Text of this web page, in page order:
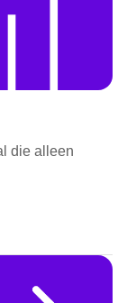
die alleen